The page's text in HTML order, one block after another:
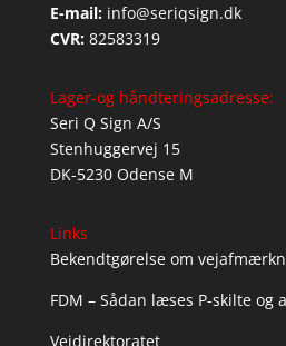
E-mail: info@seriqsign.dk
CVR: 82583319
Lager-og håndteringsadresse:
Seri Q Sign A/S
Stenhuggervej 15
DK-5230 Odense M
Links
Bekendtgørelse om
FDM – Sådan læses P-skilte og
Vejdirektoratet